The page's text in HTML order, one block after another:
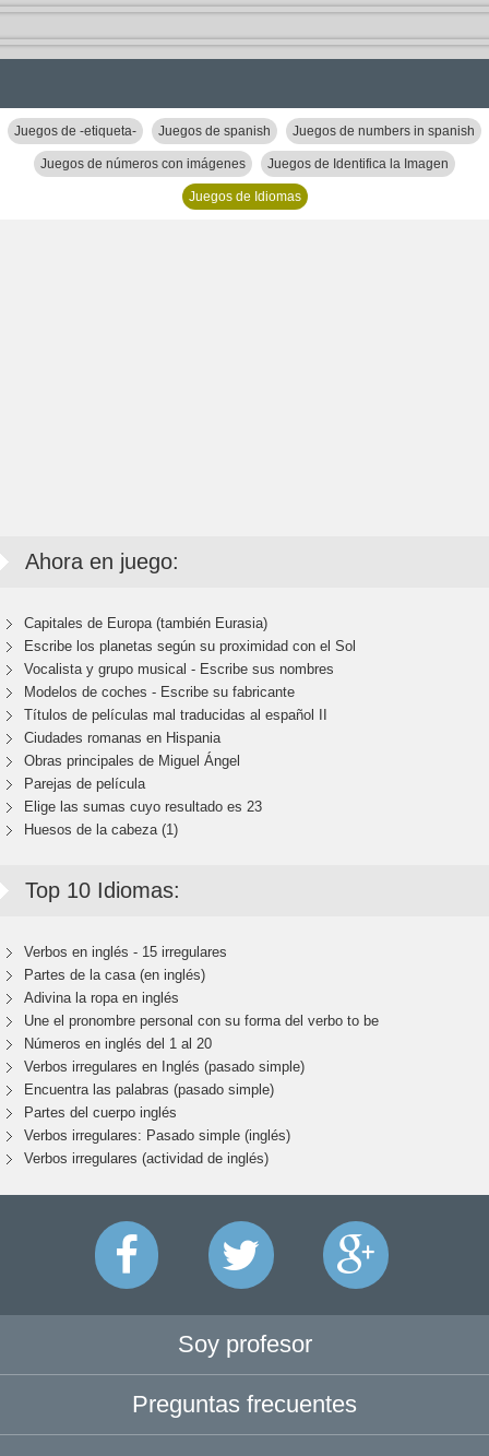
Juegos de -etiqueta- Juegos de spanish Juegos de numbers in spanish
Juegos de números con imágenes Juegos de Identifica la Imagen
Juegos de Idiomas
Ahora en juego:
Capitales de Europa (también Eurasia)
Escribe los planetas según su proximidad con el Sol
Vocalista y grupo musical - Escribe sus nombres
Modelos de coches - Escribe su fabricante
Títulos de películas mal traducidas al español II
Ciudades romanas en Hispania
Obras principales de Miguel Ángel
Parejas de película
Elige las sumas cuyo resultado es 23
Huesos de la cabeza (1)
Top 10 Idiomas:
Verbos en inglés - 15 irregulares
Partes de la casa (en inglés)
Adivina la ropa en inglés
Une el pronombre personal con su forma del verbo to be
Números en inglés del 1 al 20
Verbos irregulares en Inglés (pasado simple)
Encuentra las palabras (pasado simple)
Partes del cuerpo inglés
Verbos irregulares: Pasado simple (inglés)
Verbos irregulares (actividad de inglés)
Soy profesor
Preguntas frecuentes